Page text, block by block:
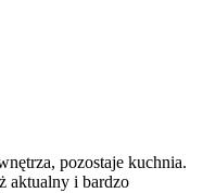
pozostaje kuchnia.
aktualny i bardzo